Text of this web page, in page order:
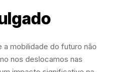
a mobilidade do futuro não
nos deslocamos nas